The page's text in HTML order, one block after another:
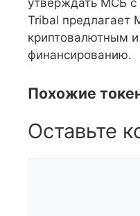
утверждать МСБ с
Tribal предлагает
криптовалютным
финансированию.
Похожие
Оставьте